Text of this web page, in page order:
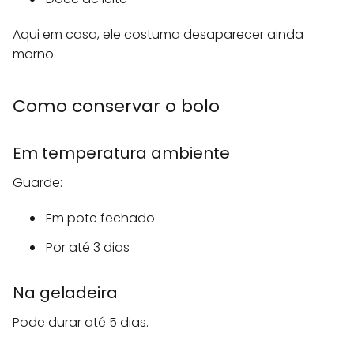
Aqui em casa, ele costuma desaparecer ainda
morno.
Como conservar o bolo
Em temperatura ambiente
Guarde:
Em pote fechado
Por até 3 dias
Na geladeira
Pode durar até 5 dias.